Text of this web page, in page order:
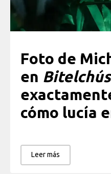
Foto de
en
cómo lucía
Leer más